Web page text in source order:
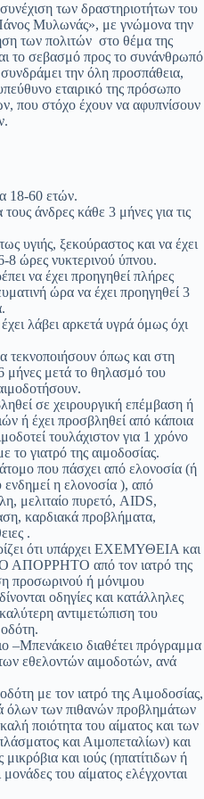
των δραστηριοτήτων του
Μυλωνάς», με γνώμονα την
των πολιτών στο θέμα της
το σεβασμό προς το συνάνθρωπό
την όλη προσπάθεια,
εταιρικό της πρόσωπο
που στόχο έχουν να αφυπνίσουν
18-60 ετών.
άνδρες κάθε 3 μήνες για τις
υγιής, ξεκούραστος και να έχει
8 ώρες νυκτερινού ύπνου.
να έχει προηγηθεί πλήρες
ώρα να έχει προηγηθεί 3
λάβει αρκετά υγρά όμως όχι
τεκνοποιήσουν όπως και στη
μήνες μετά το θηλασμό του
σε χειρουργική επέμβαση ή
ή έχει προσβληθεί από κάποια
τουλάχιστον για 1 χρόνο
το γιατρό της αιμοδοσίας.
που πάσχει από ελονοσία (ή
ενδημεί η ελονοσία ), από
μελιταίο πυρετό, AIDS,
καρδιακά προβλήματα,
.
ότι υπάρχει ΕΧΕΜΥΘΕΙΑ και
ΑΠΟΡΡΗΤΟ από τον ιατρό της
προσωρινού ή μόνιμου
οδηγίες και κατάλληλες
αντιμετώπιση του
–Μπενάκειο διαθέτει πρόγραμμα
εθελοντών αιμοδοτών, ανά
με τον ιατρό της Αιμοδοσίας,
όλων των πιθανών προβλημάτων
ποιότητα του αίματος και των
και Αιμοπεταλίων) και
και ιούς (ηπατίτιδων ή
του αίματος ελέγχονται